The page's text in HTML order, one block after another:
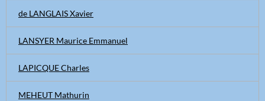
de LANGLAIS Xavier
LANSYER Maurice Emmanuel
LAPICQUE Charles
MEHEUT Mathurin